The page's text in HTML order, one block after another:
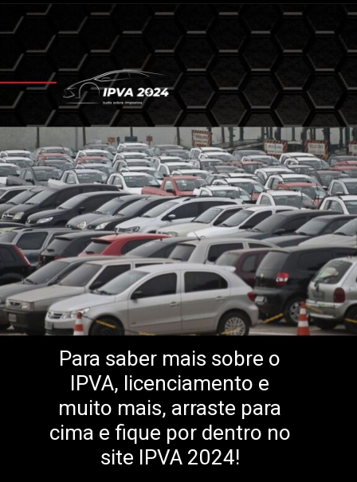
Para saber mais sobre o
IPVA, licenciamento e
muito mais, arraste para
cima e fique por dentro no
site IPVA 2024!